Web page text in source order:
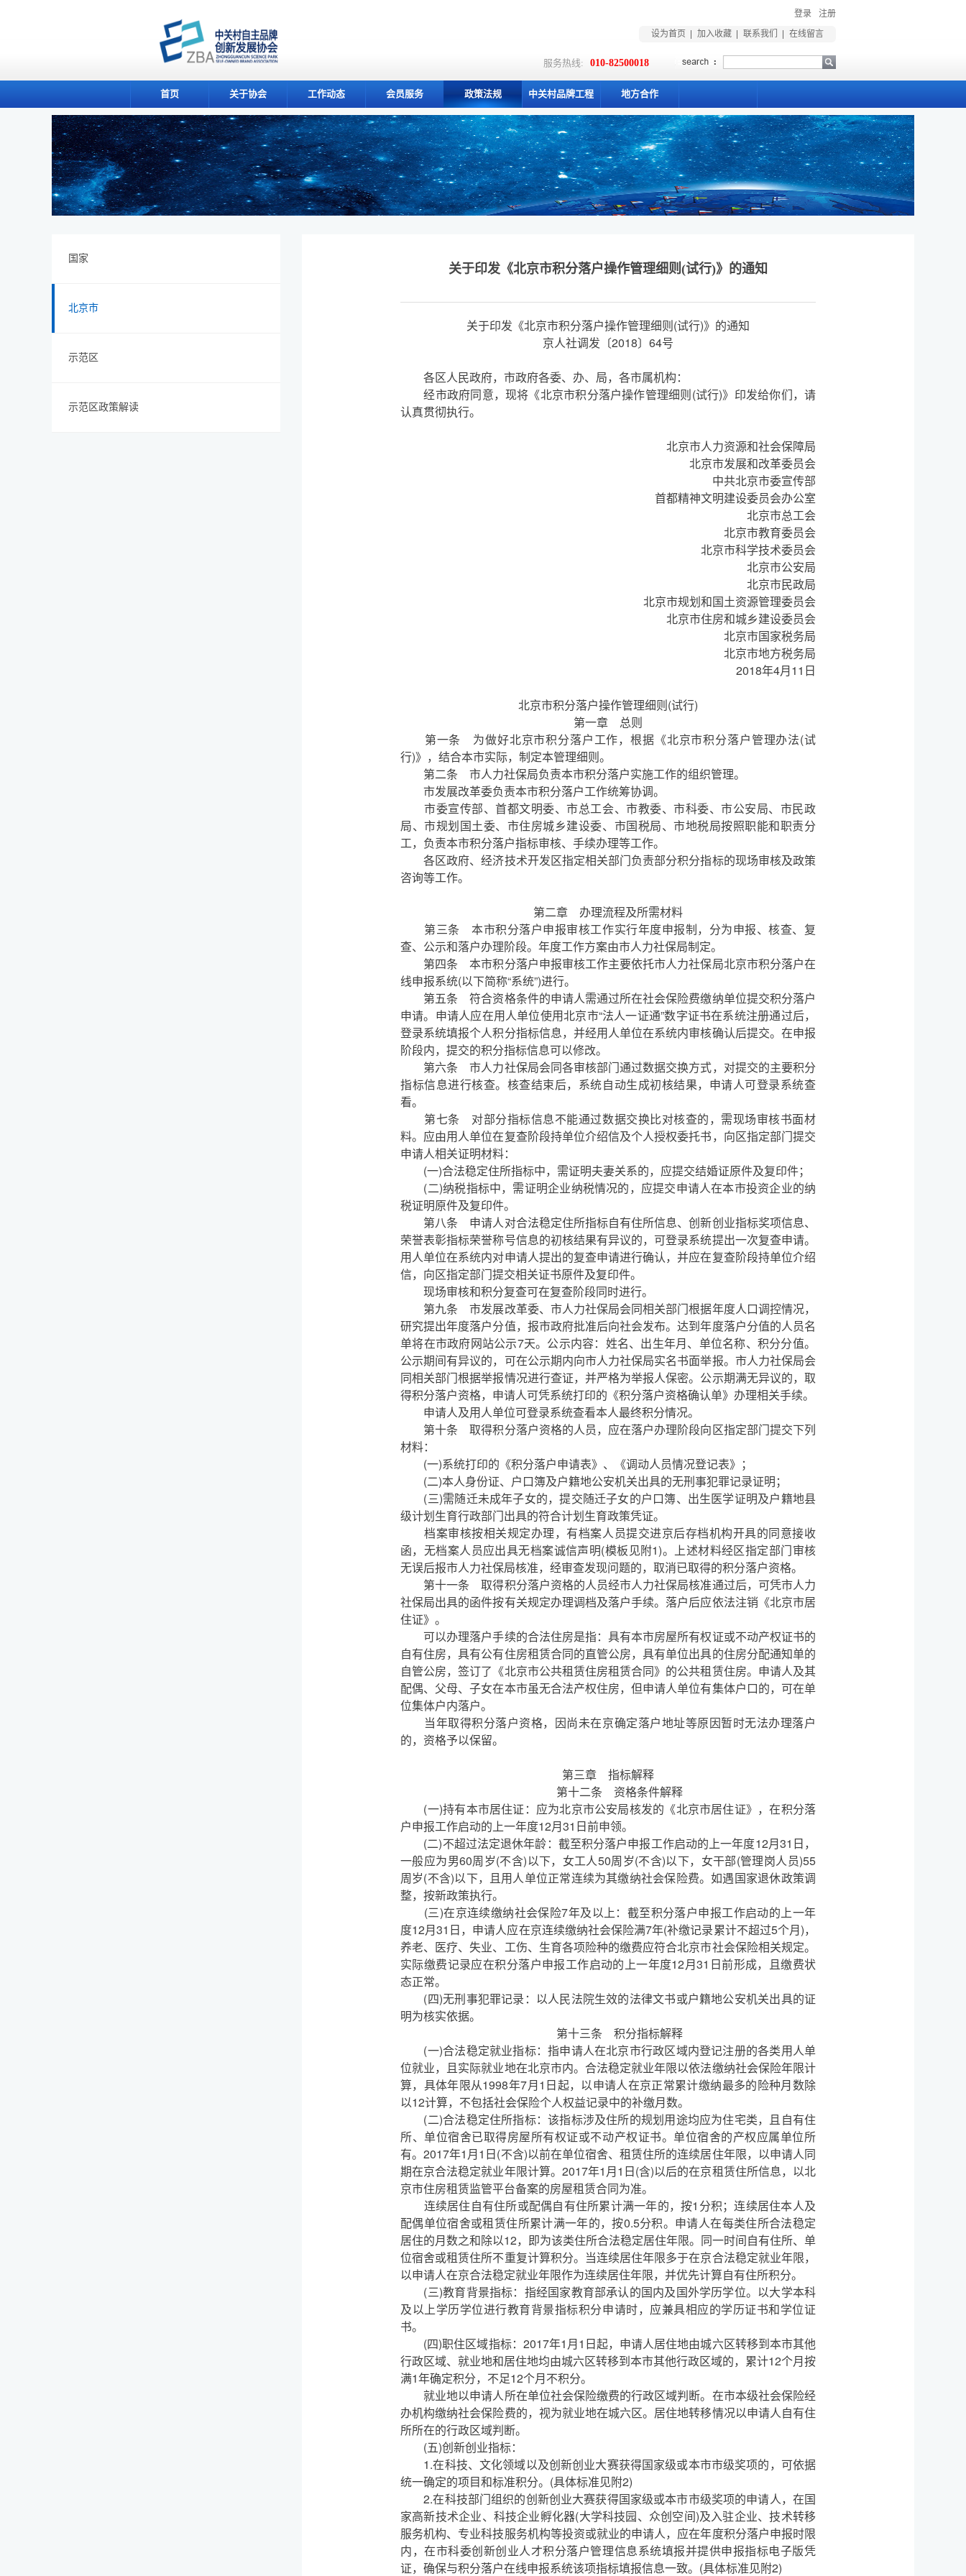
设为首页 加入收藏 联系我们 在线留言
服务热线: 010-82500018
登录 注册
首页 关于协会 工作动态 会员服务 政策法规 中关村品牌工程 地方合作
国家
北京市
示范区
示范区政策解读
关于印发《北京市积分落户操作管理细则(试行)》的通知
关于印发《北京市积分落户操作管理细则(试行)》的通知
京人社调发〔2018〕64号
各区人民政府，市政府各委、办、局，各市属机构：
经市政府同意，现将《北京市积分落户操作管理细则(试行)》印发给你们，请
认真贯彻执行。
北京市人力资源和社会保障局
北京市发展和改革委员会
中共北京市委宣传部
首都精神文明建设委员会办公室
北京市总工会
北京市教育委员会
北京市科学技术委员会
北京市公安局
北京市民政局
北京市规划和国土资源管理委员会
北京市住房和城乡建设委员会
北京市国家税务局
北京市地方税务局
2018年4月11日
北京市积分落户操作管理细则(试行)
第一章 总则
第一条 为做好北京市积分落户工作，根据《北京市积分落户管理办法(试
行)》，结合本市实际，制定本管理细则。
第二条 市人力社保局负责本市积分落户实施工作的组织管理。
市发展改革委负责本市积分落户工作统筹协调。
市委宣传部、首都文明委、市总工会、市教委、市科委、市公安局、市民政
局、市规划国土委、市住房城乡建设委、市国税局、市地税局按照职能和职责分
工，负责本市积分落户指标审核、手续办理等工作。
各区政府、经济技术开发区指定相关部门负责部分积分指标的现场审核及政策
咨询等工作。
第二章 办理流程及所需材料
第三条 本市积分落户申报审核工作实行年度申报制，分为申报、核查、复
查、公示和落户办理阶段。年度工作方案由市人力社保局制定。
第四条 本市积分落户申报审核工作主要依托市人力社保局北京市积分落户在
线申报系统(以下简称“系统”)进行。
第五条 符合资格条件的申请人需通过所在社会保险费缴纳单位提交积分落户
申请。申请人应在用人单位使用北京市“法人一证通”数字证书在系统注册通过后，
登录系统填报个人积分指标信息，并经用人单位在系统内审核确认后提交。在申报
阶段内，提交的积分指标信息可以修改。
第六条 市人力社保局会同各审核部门通过数据交换方式，对提交的主要积分
指标信息进行核查。核查结束后，系统自动生成初核结果，申请人可登录系统查
看。
第七条 对部分指标信息不能通过数据交换比对核查的，需现场审核书面材
料。应由用人单位在复查阶段持单位介绍信及个人授权委托书，向区指定部门提交
申请人相关证明材料：
(一)合法稳定住所指标中，需证明夫妻关系的，应提交结婚证原件及复印件；
(二)纳税指标中，需证明企业纳税情况的，应提交申请人在本市投资企业的纳
税证明原件及复印件。
第八条 申请人对合法稳定住所指标自有住所信息、创新创业指标奖项信息、
荣誉表彰指标荣誉称号信息的初核结果有异议的，可登录系统提出一次复查申请。
用人单位在系统内对申请人提出的复查申请进行确认，并应在复查阶段持单位介绍
信，向区指定部门提交相关证书原件及复印件。
现场审核和积分复查可在复查阶段同时进行。
第九条 市发展改革委、市人力社保局会同相关部门根据年度人口调控情况，
研究提出年度落户分值，报市政府批准后向社会发布。达到年度落户分值的人员名
单将在市政府网站公示7天。公示内容：姓名、出生年月、单位名称、积分分值。
公示期间有异议的，可在公示期内向市人力社保局实名书面举报。市人力社保局会
同相关部门根据举报情况进行查证，并严格为举报人保密。公示期满无异议的，取
得积分落户资格，申请人可凭系统打印的《积分落户资格确认单》办理相关手续。
申请人及用人单位可登录系统查看本人最终积分情况。
第十条 取得积分落户资格的人员，应在落户办理阶段向区指定部门提交下列
材料：
(一)系统打印的《积分落户申请表》、《调动人员情况登记表》；
(二)本人身份证、户口簿及户籍地公安机关出具的无刑事犯罪记录证明；
(三)需随迁未成年子女的，提交随迁子女的户口簿、出生医学证明及户籍地县
级计划生育行政部门出具的符合计划生育政策凭证。
档案审核按相关规定办理，有档案人员提交进京后存档机构开具的同意接收
函，无档案人员应出具无档案诚信声明(模板见附1)。上述材料经区指定部门审核
无误后报市人力社保局核准，经审查发现问题的，取消已取得的积分落户资格。
第十一条 取得积分落户资格的人员经市人力社保局核准通过后，可凭市人力
社保局出具的函件按有关规定办理调档及落户手续。落户后应依法注销《北京市居
住证》。
可以办理落户手续的合法住房是指：具有本市房屋所有权证或不动产权证书的
自有住房，具有公有住房租赁合同的直管公房，具有单位出具的住房分配通知单的
自管公房，签订了《北京市公共租赁住房租赁合同》的公共租赁住房。申请人及其
配偶、父母、子女在本市虽无合法产权住房，但申请人单位有集体户口的，可在单
位集体户内落户。
当年取得积分落户资格，因尚未在京确定落户地址等原因暂时无法办理落户
的，资格予以保留。
第三章 指标解释
第十二条 资格条件解释
(一)持有本市居住证：应为北京市公安局核发的《北京市居住证》，在积分落
户申报工作启动的上一年度12月31日前申领。
(二)不超过法定退休年龄：截至积分落户申报工作启动的上一年度12月31日，
一般应为男60周岁(不含)以下，女工人50周岁(不含)以下，女干部(管理岗人员)55
周岁(不含)以下，且用人单位正常连续为其缴纳社会保险费。如遇国家退休政策调
整，按新政策执行。
(三)在京连续缴纳社会保险7年及以上：截至积分落户申报工作启动的上一年
度12月31日，申请人应在京连续缴纳社会保险满7年(补缴记录累计不超过5个月)，
养老、医疗、失业、工伤、生育各项险种的缴费应符合北京市社会保险相关规定。
实际缴费记录应在积分落户申报工作启动的上一年度12月31日前形成，且缴费状
态正常。
(四)无刑事犯罪记录：以人民法院生效的法律文书或户籍地公安机关出具的证
明为核实依据。
第十三条 积分指标解释
(一)合法稳定就业指标：指申请人在北京市行政区域内登记注册的各类用人单
位就业，且实际就业地在北京市内。合法稳定就业年限以依法缴纳社会保险年限计
算，具体年限从1998年7月1日起，以申请人在京正常累计缴纳最多的险种月数除
以12计算，不包括社会保险个人权益记录中的补缴月数。
(二)合法稳定住所指标：该指标涉及住所的规划用途均应为住宅类，且自有住
所、单位宿舍已取得房屋所有权证或不动产权证书。单位宿舍的产权应属单位所
有。2017年1月1日(不含)以前在单位宿舍、租赁住所的连续居住年限，以申请人同
期在京合法稳定就业年限计算。2017年1月1日(含)以后的在京租赁住所信息，以北
京市住房租赁监管平台备案的房屋租赁合同为准。
连续居住自有住所或配偶自有住所累计满一年的，按1分积；连续居住本人及
配偶单位宿舍或租赁住所累计满一年的，按0.5分积。申请人在每类住所合法稳定
居住的月数之和除以12，即为该类住所合法稳定居住年限。同一时间自有住所、单
位宿舍或租赁住所不重复计算积分。当连续居住年限多于在京合法稳定就业年限，
以申请人在京合法稳定就业年限作为连续居住年限，并优先计算自有住所积分。
(三)教育背景指标：指经国家教育部承认的国内及国外学历学位。以大学本科
及以上学历学位进行教育背景指标积分申请时，应兼具相应的学历证书和学位证
书。
(四)职住区域指标：2017年1月1日起，申请人居住地由城六区转移到本市其他
行政区域、就业地和居住地均由城六区转移到本市其他行政区域的，累计12个月按
满1年确定积分，不足12个月不积分。
就业地以申请人所在单位社会保险缴费的行政区域判断。在市本级社会保险经
办机构缴纳社会保险费的，视为就业地在城六区。居住地转移情况以申请人自有住
所所在的行政区域判断。
(五)创新创业指标：
1.在科技、文化领域以及创新创业大赛获得国家级或本市市级奖项的，可依据
统一确定的项目和标准积分。(具体标准见附2)
2.在科技部门组织的创新创业大赛获得国家级或本市市级奖项的申请人，在国
家高新技术企业、科技企业孵化器(大学科技园、众创空间)及入驻企业、技术转移
服务机构、专业科技服务机构等投资或就业的申请人，应在年度积分落户申报时限
内，在市科委创新创业人才积分落户管理信息系统填报并提供申报指标电子版凭
证，确保与积分落户在线申报系统该项指标填报信息一致。(具体标准见附2)